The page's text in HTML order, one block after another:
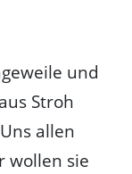
und
Stroh
allen
wollen sie